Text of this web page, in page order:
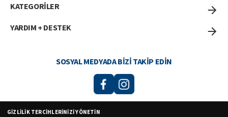
KATEGORİLER
YARDIM + DESTEK
SOSYAL MEDYADA BIZI TAKIP EDIN
GIZLILIK TERCIHLERINIZI YÖNETIN